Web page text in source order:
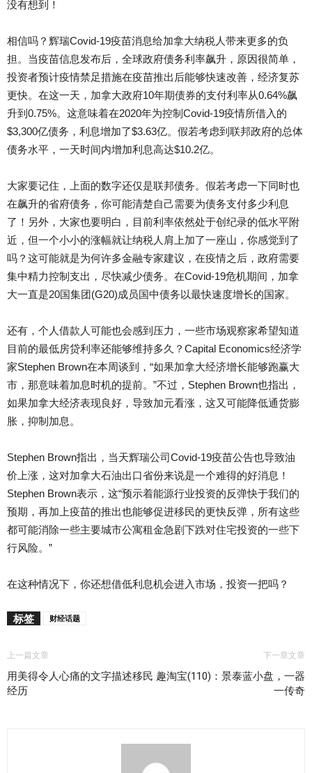
没有想到！
相信吗？辉瑞Covid-19疫苗消息给加拿大纳税人带来更多的负
担。当疫苗信息发布后，全球政府债务利率飙升，原因很简单，
投资者预计疫情禁足措施在疫苗推出后能够快速改善，经济复苏
更快。在这一天，加拿大政府10年期债券的支付利率从0.64%飙
升到0.75%。这意味着在2020年为控制Covid-19疫情所借入的
$3,300亿债务，利息增加了$3.63亿。假若考虑到联邦政府的总体
债务水平，一天时间内增加利息高达$10.2亿。
大家要记住，上面的数字还仅是联邦债务。假若考虑一下同时也
在飙升的省府债务，你可能清楚自己需要为债务支付多少利息
了！另外，大家也要明白，目前利率依然处于创纪录的低水平附
近，但一个小小的涨幅就让纳税人肩上加了一座山，你感觉到了
吗？这可能就是为何许多金融专家建议，在疫情之后，政府需要
集中精力控制支出，尽快减少债务。在Covid-19危机期间，加拿
大一直是20国集团(G20)成员国中债务以最快速度增长的国家。
还有，个人借款人可能也会感到压力，一些市场观察家希望知道
目前的最低房贷利率还能够维持多久？Capital Economics经济学
家Stephen Brown在本周谈到，“如果加拿大经济增长能够跑赢大
市，那意味着加息时机的提前。”不过，Stephen Brown也指出，
如果加拿大经济表现良好，导致加元看涨，这又可能降低通货膨
胀，抑制加息。
Stephen Brown指出，当天辉瑞公司Covid-19疫苗公告也导致油
价上涨，这对加拿大石油出口省份来说是一个难得的好消息！
Stephen Brown表示，这“预示着能源行业投资的反弹快于我们的
预期，再加上疫苗的推出也能够促进移民的更快反弹，所有这些
都可能消除一些主要城市公寓租金急剧下跌对住宅投资的一些下
行风险。”
在这种情况下，你还想借低利息机会进入市场，投资一把吗？
标签 财经话题
上一篇文章
用美得令人心痛的文字描述移民
经历
下一章文章
趣淘宝(110)：景泰蓝小盘，一器
一传奇